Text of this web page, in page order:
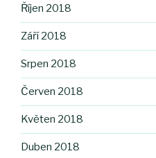
Říjen 2018
Září 2018
Srpen 2018
Červen 2018
Květen 2018
Duben 2018